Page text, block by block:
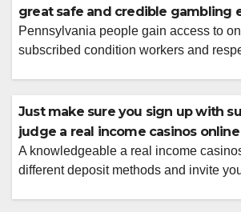
great safe and credible gambling
Pennsylvania people gain access to
subscribed condition workers and
the Tennessee, it�s extremely
on the internet might possibly be
soon. To Windetta Casino start with,
oversees the […]
Just make sure you sign up with
judge a real income casinos online
A knowledgeable a real income
different deposit methods and invite